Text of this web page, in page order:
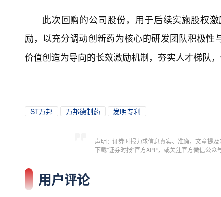
此次回购的公司股份，用于后续实施股权
励，以充分调动创新药为核心的研发团队积极
价值创造为导向的长效激励机制，夯实人才梯队
ST万邦 万邦德制药 发明专利
声明：证券时报力求信息真实、准确，文章提
下载"证券时报"官方APP，或关注官方微信公
用户评论